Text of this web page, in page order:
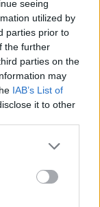
seeing
utilized by
parties prior to
the further
parties on the
may
IAB’s List of
it to other
more Google
may click to
party tags to
below Google
νοημοσύνης